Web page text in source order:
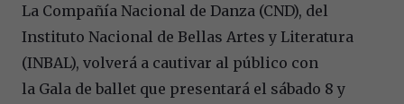
La Compañía Nacional de Danza (CND), del
Instituto Nacional de Bellas Artes y Literatura
(INBAL), volverá a cautivar al público con
la Gala de ballet que presentará el sábado 8 y